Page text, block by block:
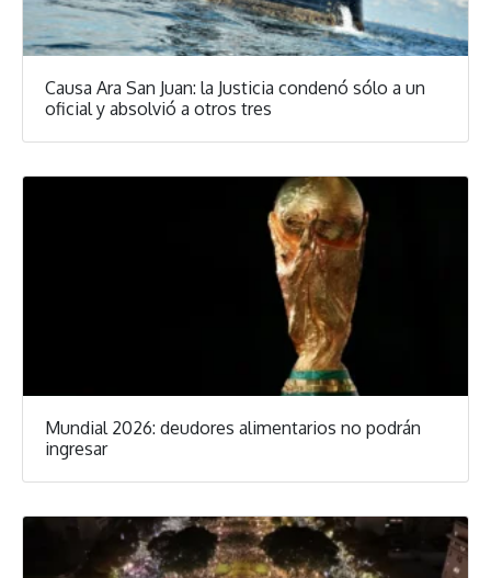
Causa Ara San Juan: la Justicia condenó sólo a un
oficial y absolvió a otros tres
Mundial 2026: deudores alimentarios no podrán
ingresar